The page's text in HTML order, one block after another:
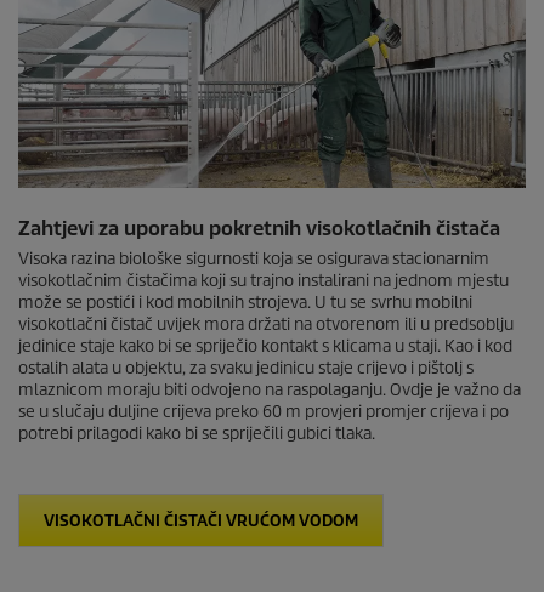
Zahtjevi za uporabu pokretnih visokotlačnih čistača
Visoka razina biološke sigurnosti koja se osigurava stacionarnim
visokotlačnim čistačima koji su trajno instalirani na jednom mjestu
može se postići i kod mobilnih strojeva. U tu se svrhu mobilni
visokotlačni čistač uvijek mora držati na otvorenom ili u predsoblju
jedinice staje kako bi se spriječio kontakt s klicama u staji. Kao i kod
ostalih alata u objektu, za svaku jedinicu staje crijevo i pištolj s
mlaznicom moraju biti odvojeno na raspolaganju. Ovdje je važno da
se u slučaju duljine crijeva preko 60 m provjeri promjer crijeva i po
potrebi prilagodi kako bi se spriječili gubici tlaka.
VISOKOTLAČNI ČISTAČI VRUĆOM VODOM